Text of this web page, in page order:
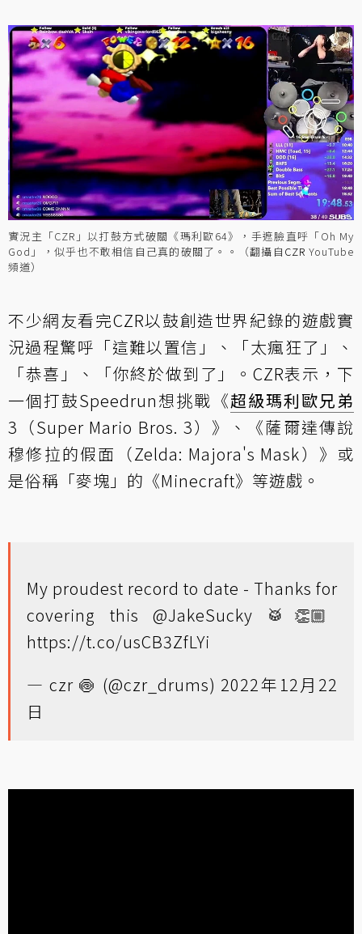
實況主「CZR」以打鼓方式破關《瑪利歐64》，手遮臉直呼「Oh My
God」，似乎也不敢相信自己真的破關了。。（翻攝自 CZR YouTube
頻道）
不少網友看完CZR以鼓創造世界紀錄的遊戲實
況過程驚呼「這難以置信」、「太瘋狂了」、
「恭喜」、「你終於做到了」。CZR表示，下
一個打鼓Speedrun想挑戰《超級瑪利歐兄弟
3（Super Mario Bros. 3）》、《薩爾達傳說
穆修拉的假面（Zelda: Majora's Mask）》或
是俗稱「麥塊」的《Minecraft》等遊戲。
My proudest record to date - Thanks for
covering this@JakeSucky 🥁👏🏼
https://t.co/usCB3ZfLYi
— czr 🍥 (@czr_drums) 2022年12月22
日